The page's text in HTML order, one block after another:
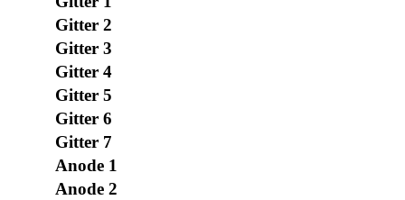
Gitter 2
Gitter 3
Gitter 4
Gitter 5
Gitter 6
Gitter 7
Anode 1
Anode 2